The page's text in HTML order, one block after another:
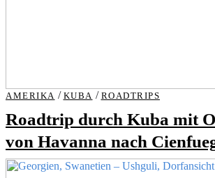
AMERIKA / KUBA / ROADTRIPS
Roadtrip durch Kuba mit
von Havanna nach